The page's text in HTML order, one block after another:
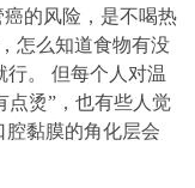
癌的风险，是不喝热
怎么知道食物有没
行。 但每个人对温
点烫”，也有些人觉
黏膜的角化层会